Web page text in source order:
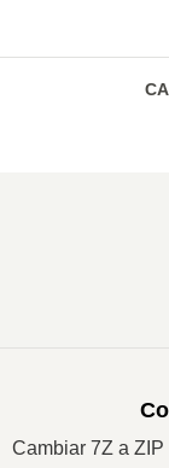
Cambiar 7Z a ZIP